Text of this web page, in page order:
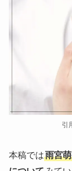
引
本稿では雨宮